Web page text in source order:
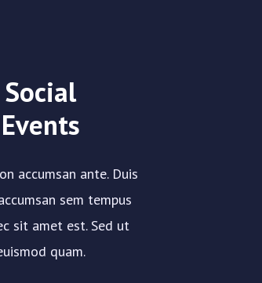
Social
Events
accumsan ante. Duis
sem tempus
sit amet est. Sed ut
quam.